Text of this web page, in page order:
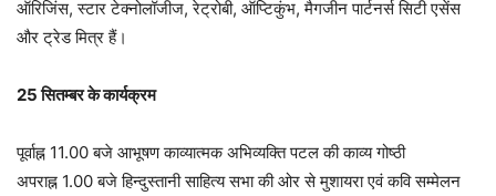
ऑरिजिंस, स्टार टेक्नोलॉजीज, रेट्रोबी, ऑप्टिकुंभ, मैगजीन पार्टनर्स सिटी एसेंस
और ट्रेड मित्र हैं।
25 सितम्बर के कार्यक्रम
पूर्वाह्न 11.00 बजे आभूषण काव्यात्मक अभिव्यक्ति पटल की काव्य गोष्ठी
अपराह्न 1.00 बजे हिन्दुस्तानी साहित्य सभा की ओर से मुशायरा एवं कवि सम्मेलन